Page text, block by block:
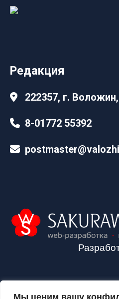
Мы ценим вашу
Редакция
222357, г.
8-01772 55392